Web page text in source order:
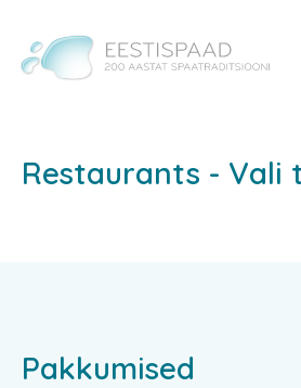
Restaurants - Vali
Pakkumised